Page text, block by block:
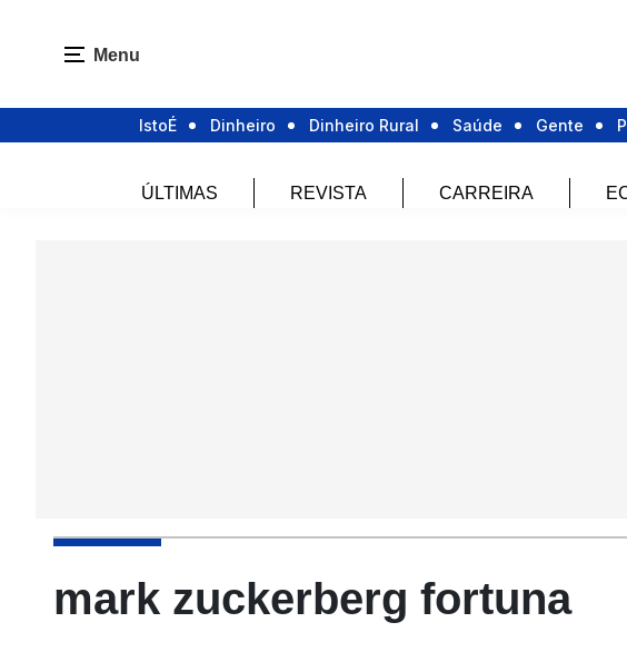
Menu
IstoÉ Dinheiro Dinheiro Rural Saúde Gente
ÚLTIMAS REVISTA CARREIRA
mark zuckerberg fortuna